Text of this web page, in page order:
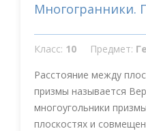
Многогранники.
Класс: 10 Предмет:
Расстояние между
призмы называется
многоугольники
плоскостях и